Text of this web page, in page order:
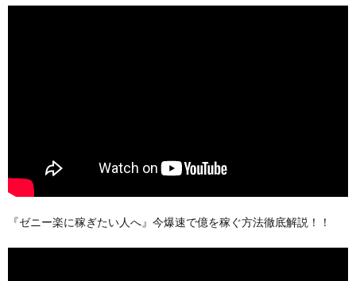
『ゼニー楽に稼ぎたい人へ』今爆速で億を稼ぐ方法徹底解説！！